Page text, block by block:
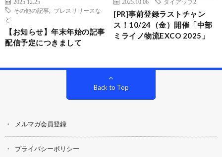
2025.12.25
その他の記事
プレスリリースな
ど
【お知らせ】年末年始の記事
配信予定につきまして
2025.10.06 タイアップ2
[PR]事前登録ラストチャン
ス！10/24（金）開催「中部
ミライノ物流EXCO 2025」
Back to Top
メルマガ会員登録
プライバシーポリシー